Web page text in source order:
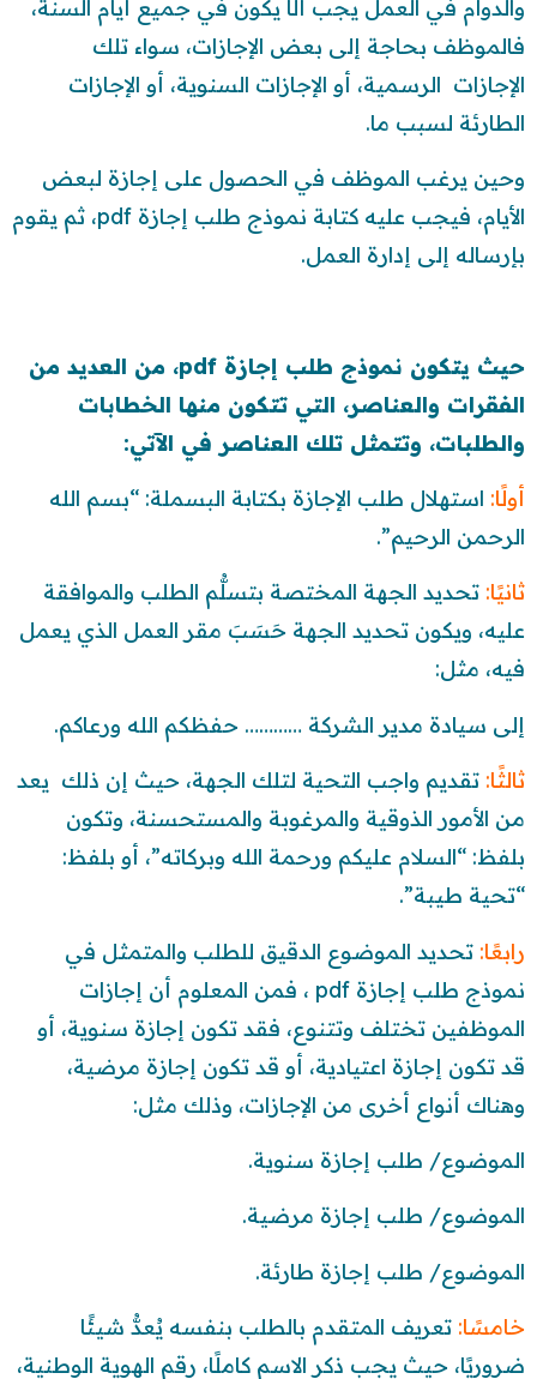
والدوام في العمل يجب ألّا يكون في جميع أيام السنة،
فالموظف بحاجة إلى بعض الإجازات، سواء تلك
الإجازات الرسمية، أو الإجازات السنوية، أو الإجازات
الطارئة لسبب ما.
وحين يرغب الموظف في الحصول على إجازة لبعض
الأيام، فيجب عليه كتابة نموذج طلب إجازة pdf، ثم يقوم
بإرساله إلى إدارة العمل.
حيث يتكون نموذج طلب إجازة pdf، من العديد من
الفقرات والعناصر، التي تتكون منها الخطابات
والطلبات، وتتمثل تلك العناصر في الآتي:
أولًا: استهلال طلب الإجازة بكتابة البسملة: “بسم الله
الرحمن الرحيم”.
ثانيًا: تحديد الجهة المختصة بتسلُّم الطلب والموافقة
عليه، ويكون تحديد الجهة حَسَبَ مقر العمل الذي يعمل
فيه، مثل:
إلى سيادة مدير الشركة ………… حفظكم الله ورعاكم.
ثالثًا: تقديم واجب التحية لتلك الجهة، حيث إن ذلك يعد
من الأمور الذوقية والمرغوبة والمستحسنة، وتكون
بلفظ: “السلام عليكم ورحمة الله وبركاته”، أو بلفظ:
“تحية طيبة”.
رابعًا: تحديد الموضوع الدقيق للطلب والمتمثل في
نموذج طلب إجازة pdf ، فمن المعلوم أن إجازات
الموظفين تختلف وتتنوع، فقد تكون إجازة سنوية، أو
قد تكون إجازة اعتيادية، أو قد تكون إجازة مرضية،
وهناك أنواع أخرى من الإجازات، وذلك مثل:
الموضوع/ طلب إجازة سنوية.
الموضوع/ طلب إجازة مرضية.
الموضوع/ طلب إجازة طارئة.
خامسًا: تعريف المتقدم بالطلب بنفسه يُعدُّ شيئًا
ضروريًا، حيث يجب ذكر الاسم كاملًا، رقم الهوية الوطنية،